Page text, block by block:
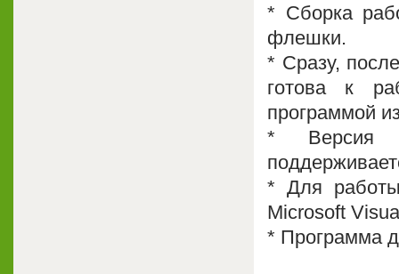
* Cборка
флешки.
* Сразу,
готова к
программой
* Версия
* Для
Microsoft
* Программа